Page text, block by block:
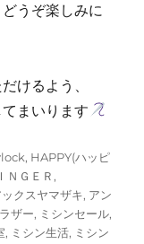
うぞ楽しみに
けるよう、
まいります
, HAPPY(ハッピ
ＮＧＥＲ ,
ックスヤマザキ, アン
ザー, ミシンセール,
, ミシン生活, ミシン